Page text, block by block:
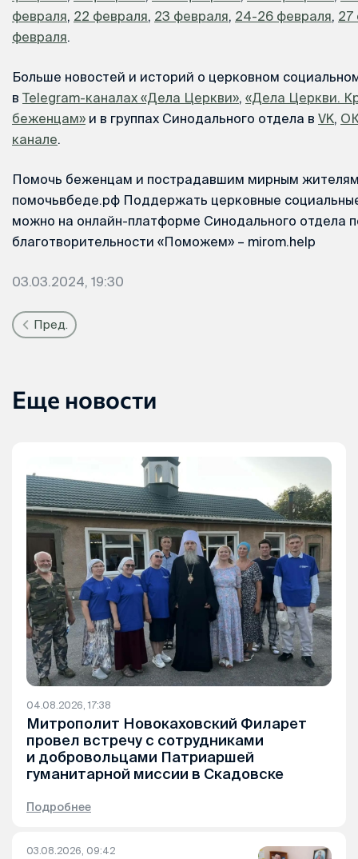
февраля, 22 февраля, 23 февраля, 24-26 февраля, 27
февраля.
Больше новостей и историй о церковном
в Telegram-каналах «Дела Церкви», «Дела Церкви.
беженцам» и в группах Синодального отдела в VK,
канале.
Помочь беженцам и пострадавшим мирным
помочьвбеде.рф Поддержать церковные
можно на онлайн-платформе Синодального отдела
благотворительности «Поможем» – mirom.help
03.03.2024, 19:30
Пред.
Еще новости
04.08.2026, 17:38
Митрополит Новокаховский Филарет
провел встречу с сотрудниками
и добровольцами Патриаршей
гуманитарной миссии в Скадовске
Подробнее
03.08.2026, 09:42